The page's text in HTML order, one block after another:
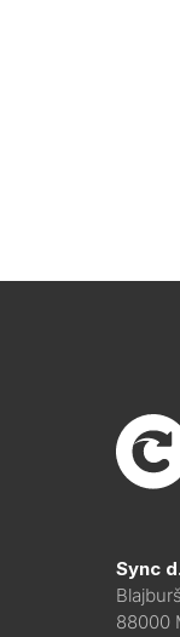
Sync
88000